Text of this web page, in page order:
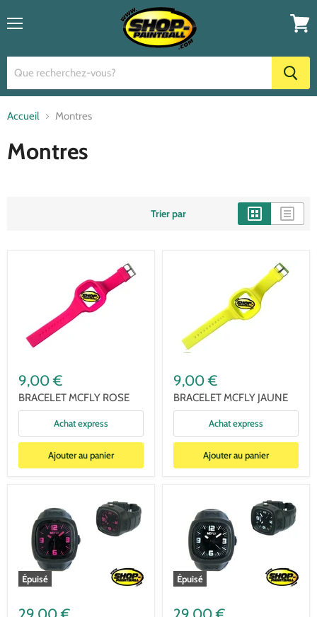
panier
Accueil Montres
Montres
Trier par
9,00 €
BRACELET MCFLY ROSE
Achat express
Ajouter au panier
9,00 €
BRACELET MCFLY JAUNE
Achat express
Ajouter au panier
Épuisé Épuisé